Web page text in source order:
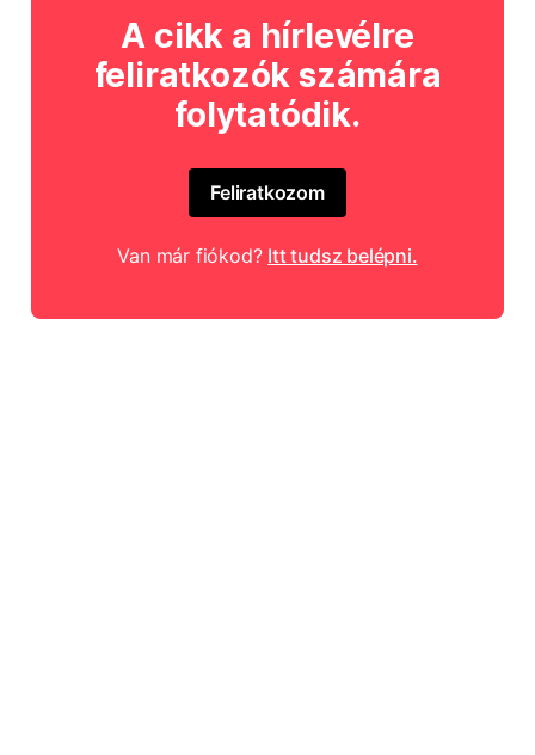
A cikk a hírlevélre
feliratkozók számára
folytatódik.
Feliratkozom
Van már fiókod? Itt tudsz belépni.